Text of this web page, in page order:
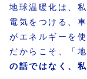
地球温暖化は、
電気をつける、
がエネルギーを
だからこそ、「
の話ではなく、